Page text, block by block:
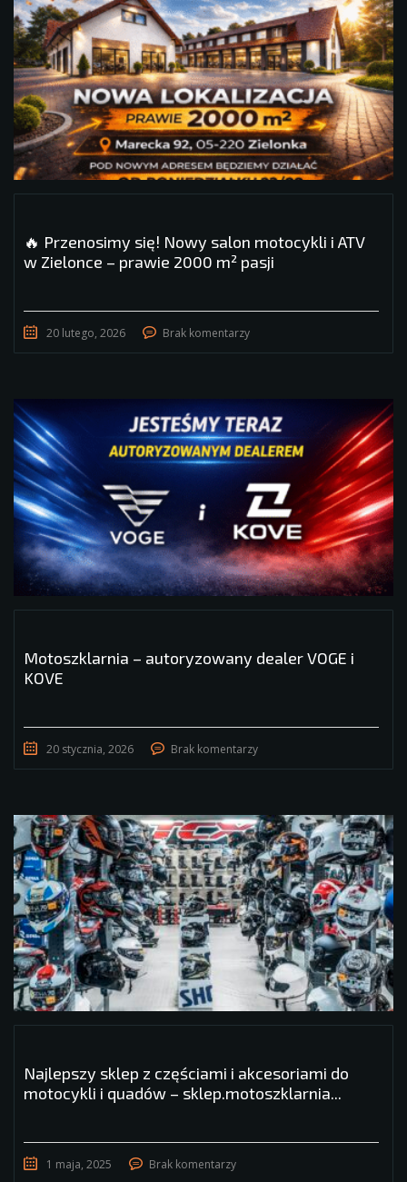
🔥 Przenosimy się! Nowy salon motocykli i ATV
w Zielonce – prawie 2000 m² pasji
20 lutego, 2026 Brak komentarzy
Motoszklarnia – autoryzowany dealer VOGE i
KOVE
20 stycznia, 2026 Brak komentarzy
Najlepszy sklep z częściami i akcesoriami do
motocykli i quadów – sklep.motoszklarnia...
1 maja, 2025 Brak komentarzy